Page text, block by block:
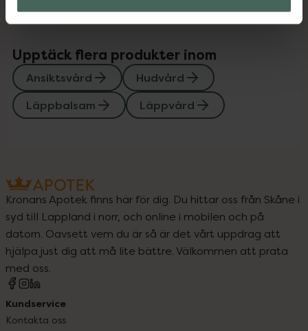
Upptäck flera produkter inom
Ansiktsvård
Hudvård
Läppbalsam
Läppvård
Kronans Apotek finns här för dig. Du hittar oss från Skåne i
syd till Lappland i norr, och online i mobilen och på
datorn. Oavsett vem du är så är det vårt uppdrag att
hjälpa just dig att må lite bättre. Välkommen att prata
med oss.
Kundservice
Kontakta oss